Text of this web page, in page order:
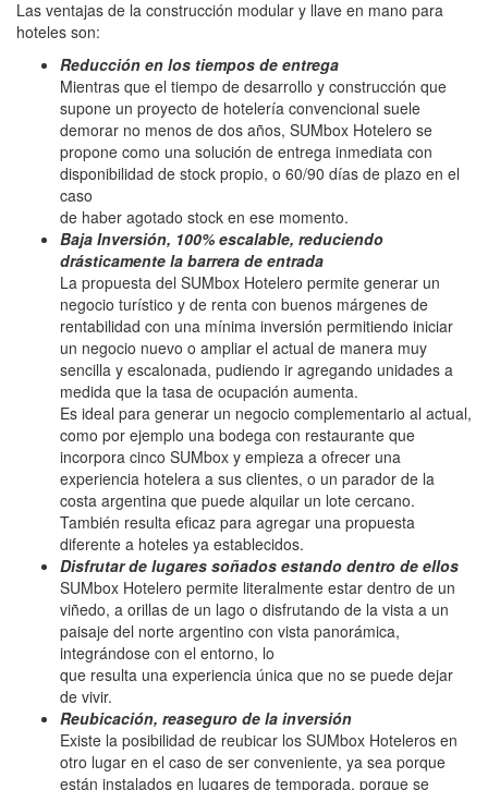
Las ventajas de la construcción modular y llave en mano para
hoteles son:
Reducción en los tiempos de entrega
Mientras que el tiempo de desarrollo y construcción que
supone un proyecto de hotelería convencional suele
demorar no menos de dos años, SUMbox Hotelero se
propone como una solución de entrega inmediata con
disponibilidad de stock propio, o 60/90 días de plazo en el
caso
de haber agotado stock en ese momento.
Baja Inversión, 100% escalable, reduciendo
drásticamente la barrera de entrada
La propuesta del SUMbox Hotelero permite generar un
negocio turístico y de renta con buenos márgenes de
rentabilidad con una mínima inversión permitiendo iniciar
un negocio nuevo o ampliar el actual de manera muy
sencilla y escalonada, pudiendo ir agregando unidades a
medida que la tasa de ocupación aumenta.
Es ideal para generar un negocio complementario al actual,
como por ejemplo una bodega con restaurante que
incorpora cinco SUMbox y empieza a ofrecer una
experiencia hotelera a sus clientes, o un parador de la
costa argentina que puede alquilar un lote cercano.
También resulta eficaz para agregar una propuesta
diferente a hoteles ya establecidos.
Disfrutar de lugares soñados estando dentro de ellos
SUMbox Hotelero permite literalmente estar dentro de un
viñedo, a orillas de un lago o disfrutando de la vista a un
paisaje del norte argentino con vista panorámica,
integrándose con el entorno, lo
que resulta una experiencia única que no se puede dejar
de vivir.
Reubicación, reaseguro de la inversión
Existe la posibilidad de reubicar los SUMbox Hoteleros en
otro lugar en el caso de ser conveniente, ya sea porque
están instalados en lugares de temporada, porque se